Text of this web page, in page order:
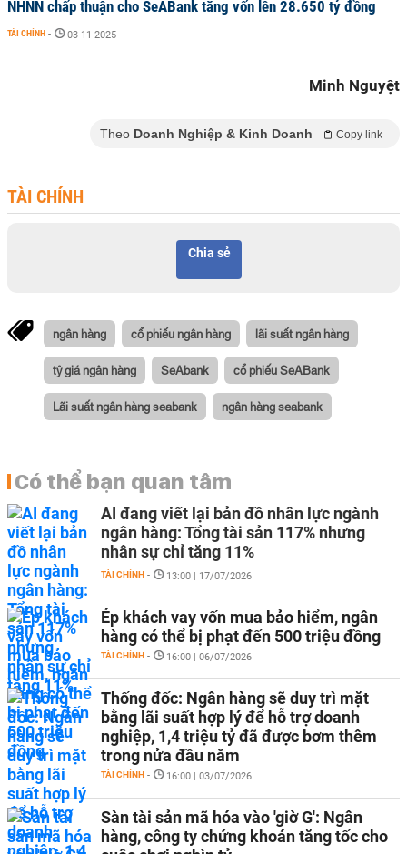
NHNN chấp thuận cho SeABank tăng vốn lên 28.650 tỷ đồng
TÀI CHÍNH - 03-11-2025
Minh Nguyệt
Theo Doanh Nghiệp & Kinh Doanh Copy link
TÀI CHÍNH
Chia sẻ
ngân hàng cổ phiếu ngân hàng lãi suất ngân hàng
tỷ giá ngân hàng SeAbank cổ phiếu SeABank
Lãi suất ngân hàng seabank ngân hàng seabank
Có thể bạn quan tâm
AI đang viết lại bản đồ nhân lực ngành
ngân hàng: Tổng tài sản 117% nhưng
nhân sự chỉ tăng 11%
TÀI CHÍNH - 13:00 | 17/07/2026
Ép khách vay vốn mua bảo hiểm, ngân
hàng có thể bị phạt đến 500 triệu đồng
TÀI CHÍNH - 16:00 | 06/07/2026
Thống đốc: Ngân hàng sẽ duy trì mặt
bằng lãi suất hợp lý để hỗ trợ doanh
nghiệp, 1,4 triệu tỷ đã được bơm thêm
trong nửa đầu năm
TÀI CHÍNH - 16:00 | 03/07/2026
Sàn tài sản mã hóa vào 'giờ G': Ngân
hàng, công ty chứng khoán tăng tốc cho